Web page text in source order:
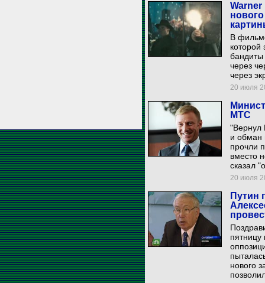
В
которой
бандиты
через
через
20 июля
МТС
"Вернул
и обман
прочли
вместо
сказал
20 июля
Путин
нового